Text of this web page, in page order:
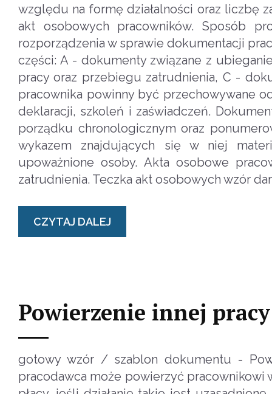
względu na formę działalności oraz liczbę
akt osobowych pracowników. Sposób
rozporządzenia w sprawie dokumentacji
części: A - dokumenty związane z
pracy oraz przebiegu zatrudnienia, C -
pracownika powinny być przechowywane
deklaracji, szkoleń i zaświadczeń.
porządku chronologicznym oraz
wykazem znajdujących się w niej
upoważnione osoby. Akta osobowe
zatrudnienia. Teczka akt osobowych wzór
CZYTAJ DALEJ
Powierzenie innej
gotowy wzór / szablon dokumentu -
pracodawca może powierzyć pracownikowi